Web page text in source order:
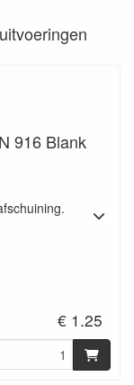
916 Blank
€ 1.25